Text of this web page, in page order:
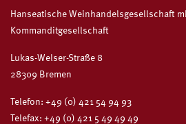
Hanseatische Weinhandelsgesellschaft
Kommanditgesellschaft
Lukas-Welser-Straße 8
28309 Bremen
Telefon: +49 (0) 421 54 94 93
Telefax: +49 (0) 421 5 49 49 49